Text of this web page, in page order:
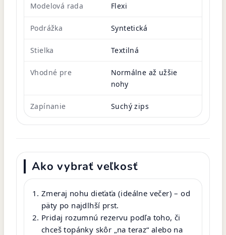
Modelová rada Flexi
Podrážka Syntetická
Stielka Textilná
Vhodné pre
Normálne až užšie
nohy
Zapínanie Suchý zips
Ako vybrať veľkosť
Zmeraj nohu dieťaťa (ideálne večer) – od
päty po najdlhší prst.
Pridaj rozumnú rezervu podľa toho, či
chceš topánky skôr „na teraz“ alebo na